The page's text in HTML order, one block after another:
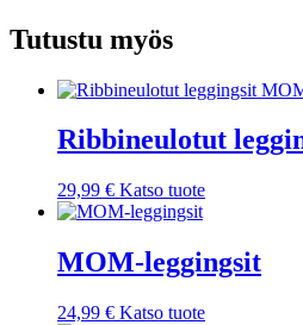
Tutustu myös
Ribbineulotut
29,99 € Katso tuote
MOM-leggingsit
24,99 € Katso tuote